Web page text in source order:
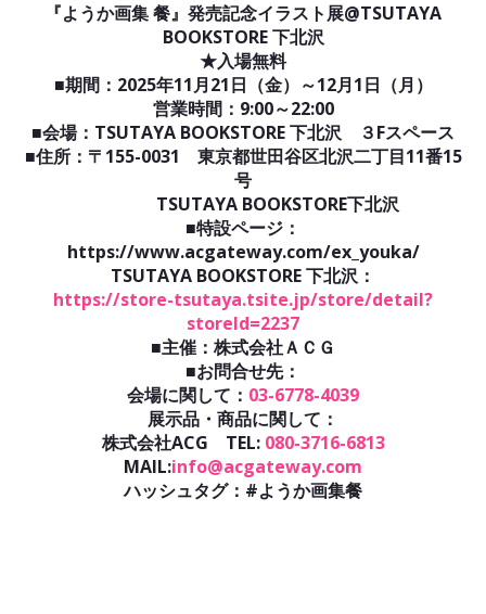
『ようか画集 餐』発売記念イラスト展@TSUTAYA
BOOKSTORE 下北沢
★入場無料
■期間：2025年11月21日（金）～12月1日（月）
営業時間：9:00～22:00
■会場：TSUTAYA BOOKSTORE 下北沢 ３Fスペース
■住所：〒155-0031 東京都世田谷区北沢二丁目11番15
号
TSUTAYA BOOKSTORE下北沢
■特設ページ：
https://www.acgateway.com/ex_youka/
TSUTAYA BOOKSTORE 下北沢：
https://store-tsutaya.tsite.jp/store/detail?
storeId=2237
■主催：株式会社ＡＣＧ
■お問合せ先：
会場に関して： 03-6778-4039
展示品・商品に関して：
株式会社ACG TEL:080-3716-6813
MAIL:info@acgateway.com
ハッシュタグ：#ようか画集餐